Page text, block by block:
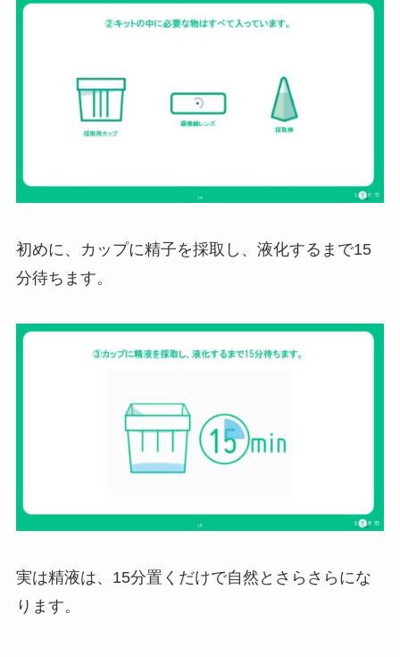
初めに、カップに精子を採取し、液化するまで15
分待ちます。
実は精液は、15分置くだけで自然とさらさらにな
ります。